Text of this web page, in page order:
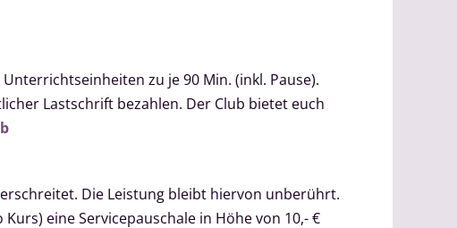
zu je 90 Min. (inkl. Pause).
Lastschrift bezahlen. Der Club bietet euch
Die Leistung bleibt hiervon unberührt.
eine Servicepauschale in Höhe von 10,- €